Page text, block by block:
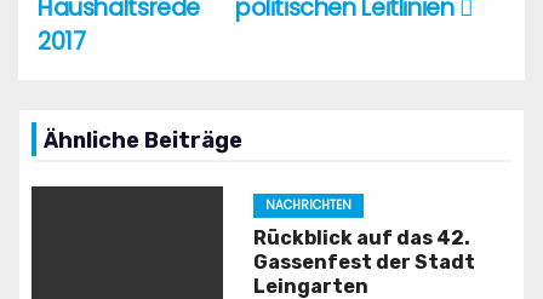
politischen Leitlinien
Haushaltsrede
2017
Ähnliche Beiträge
NACHRICHTEN
Rückblick auf das 42.
Gassenfest der Stadt
Leingarten